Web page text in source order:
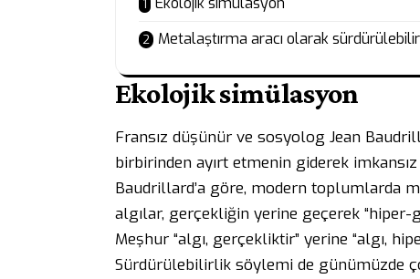
Metalaştırma aracı olarak
Ekolojik simülasyon
Fransız düşünür ve sosyolog Jean
birbirinden ayırt etmenin giderek
Baudrillard’a göre, modern toplumlarda
algılar, gerçekliğin yerine geçerek “hiper-
Meşhur “algı, gerçekliktir” yerine “algı,
Sürdürülebilirlik söylemi de günümüzde